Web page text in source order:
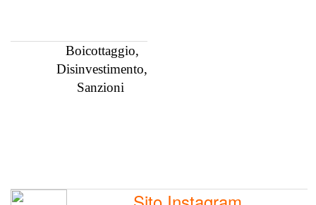
Boicottaggio,
Disinvestimento,
Sanzioni